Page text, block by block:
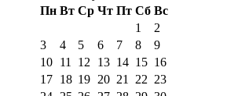
Пн Вт Ср Чт Пт Сб Вс
1
2
3
4 5 6 7 8
9
10 11 12 13 14 15 16
17 18 19 20 21 22 23